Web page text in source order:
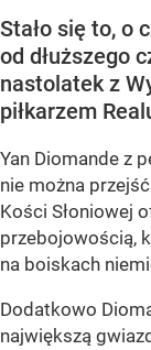
Stało się to, o
od dłuższego
nastolatek z
piłkarzem
Yan Diomande z
nie można
Kości Słoniowej
przebojowością,
na boiskach
Dodatkowo
największą